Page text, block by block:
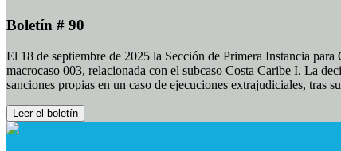
Boletín # 90
El 18 de septiembre de 2025 la Sección de Primera Instancia
macrocaso 003, relacionada con el subcaso Costa Caribe I. La
sanciones propias en un caso de ejecuciones extrajudiciales, tras
Leer el boletín